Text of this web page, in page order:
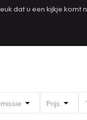
dat u een kijkje
Prijs